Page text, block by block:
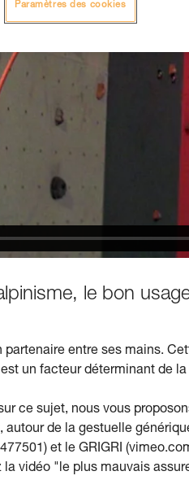
le bon
partenaire entre ses mains.
un facteur déterminant de
ce sujet, nous vous
de la gestuelle
et le GRIGRI
la vidéo "le plus mauvais
Paramètres des cookies